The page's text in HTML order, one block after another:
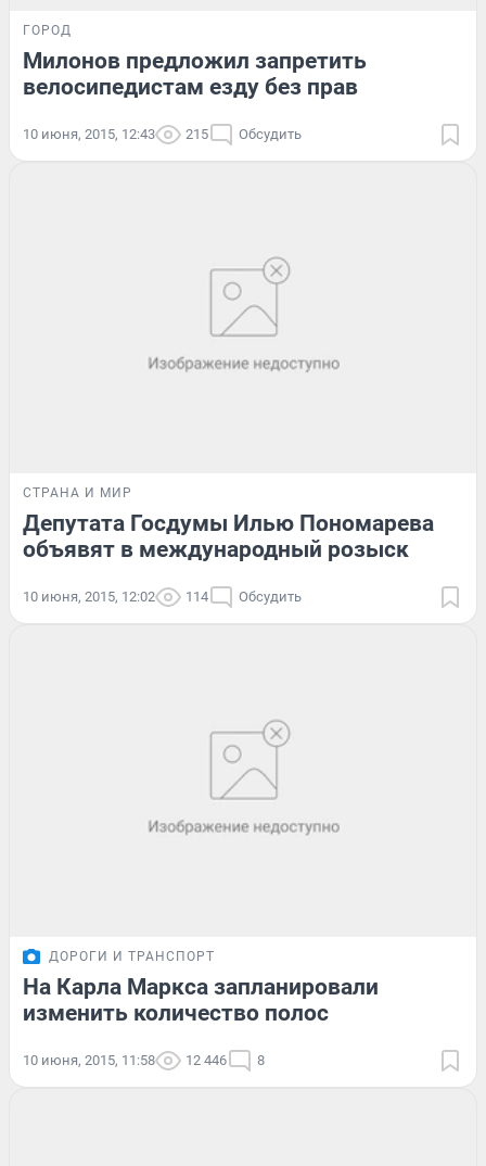
ГОРОД
Милонов предложил запретить
велосипедистам езду без прав
10 июня, 2015, 12:43 215 Обсудить
СТРАНА И МИР
Депутата Госдумы Илью Пономарева
объявят в международный розыск
10 июня, 2015, 12:02 114 Обсудить
ДОРОГИ И ТРАНСПОРТ
На Карла Маркса запланировали
изменить количество полос
10 июня, 2015, 11:58 12 446 8